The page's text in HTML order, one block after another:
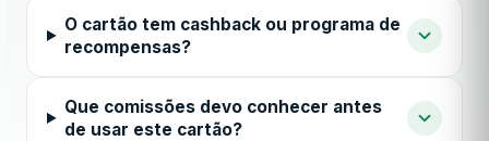
O cartão tem cashback ou programa de
recompensas?
Que comissões devo conhecer antes
de usar este cartão?